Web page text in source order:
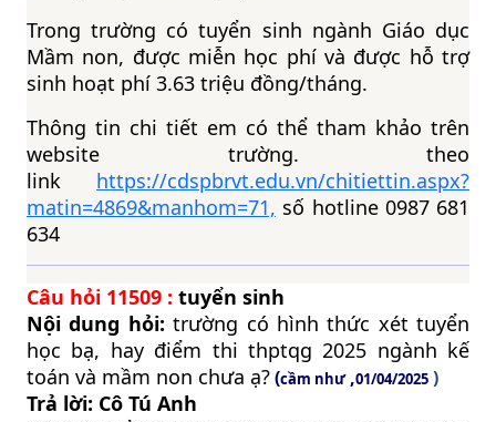
Trong trường có tuyển sinh ngành Giáo dục
Mầm non, được miễn học phí và được hỗ trợ
sinh hoạt phí 3.63 triệu đồng/tháng.
Thông tin chi tiết em có thể tham khảo trên
website trường. theo
link https://cdspbrvt.edu.vn/chitiettin.aspx?
matin=4869&manhom=71, số hotline 0987 681
634
Câu hỏi 11509 : tuyển sinh
Nội dung hỏi:trường có hình thức xét tuyển
học bạ, hay điểm thi thptqg 2025 ngành kế
toán và mầm non chưa ạ?(cầm như,01/04/2025 )
Trả lời: Cô Tú Anh